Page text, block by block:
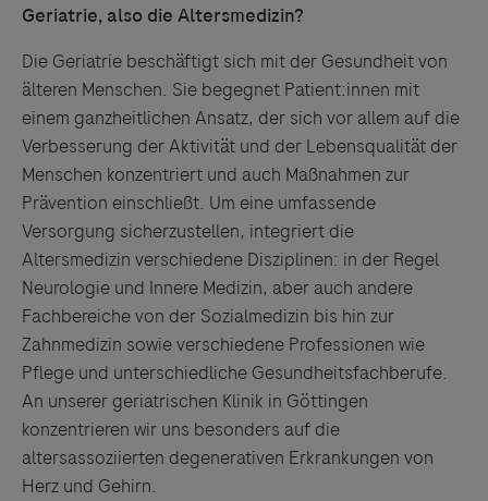
Geriatrie, also die Altersmedizin?
Die Geriatrie beschäftigt sich mit der Gesundheit von
älteren Menschen. Sie begegnet Patient:innen mit
einem ganzheitlichen Ansatz, der sich vor allem auf die
Verbesserung der Aktivität und der Lebensqualität der
Menschen konzentriert und auch Maßnahmen zur
Prävention einschließt. Um eine umfassende
Versorgung sicherzustellen, integriert die
Altersmedizin verschiedene Disziplinen: in der Regel
Neurologie und Innere Medizin, aber auch andere
Fachbereiche von der Sozialmedizin bis hin zur
Zahnmedizin sowie verschiedene Professionen wie
Pflege und unterschiedliche Gesundheitsfachberufe.
An unserer geriatrischen Klinik in Göttingen
konzentrieren wir uns besonders auf die
altersassoziierten degenerativen Erkrankungen von
Herz und Gehirn.